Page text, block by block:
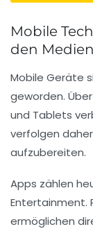
Mobile
den
Mobile Geräte
geworden.
und Tablets
verfolgen
aufzubereiten.
Apps zählen
Entertainment.
ermöglichen